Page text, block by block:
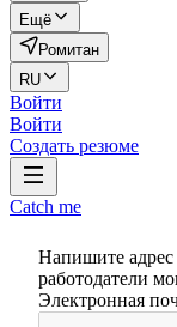
Ещё
Ромитан
RU
Войти
Войти
Создать резюме
Catch me
Напишите
работодатели
Электронная